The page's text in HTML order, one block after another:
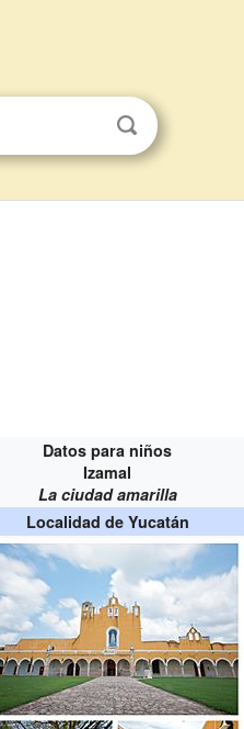
Datos para niños
Izamal
La ciudad amarilla
Localidad de Yucatán